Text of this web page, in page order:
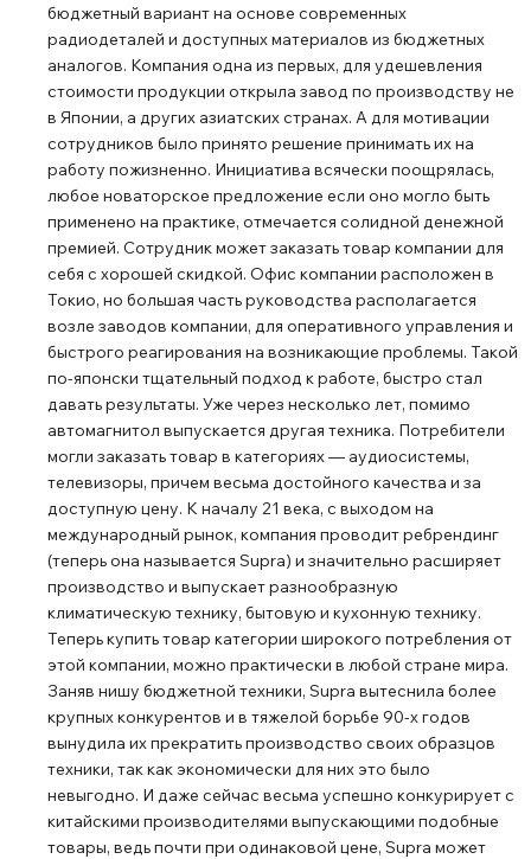
бюджетный вариант на основе современных
радиодеталей и доступных материалов из бюджетных
аналогов. Компания одна из первых, для удешевления
стоимости продукции открыла завод по производству не
в Японии, а других азиатских странах. А для мотивации
сотрудников было принято решение принимать их на
работу пожизненно. Инициатива всячески поощрялась,
любое новаторское предложение если оно могло быть
применено на практике, отмечается солидной денежной
премией. Сотрудник может заказать товар компании для
себя с хорошей скидкой. Офис компании расположен в
Токио, но большая часть руководства располагается
возле заводов компании, для оперативного управления и
быстрого реагирования на возникающие проблемы. Такой
по-японски тщательный подход к работе, быстро стал
давать результаты. Уже через несколько лет, помимо
автомагнитол выпускается другая техника. Потребители
могли заказать товар в категориях — аудиосистемы,
телевизоры, причем весьма достойного качества и за
доступную цену. К началу 21 века, с выходом на
международный рынок, компания проводит ребрендинг
(теперь она называется Supra) и значительно расширяет
производство и выпускает разнообразную
климатическую технику, бытовую и кухонную технику.
Теперь купить товар категории широкого потребления от
этой компании, можно практически в любой стране мира.
Заняв нишу бюджетной техники, Supra вытеснила более
крупных конкурентов и в тяжелой борьбе 90-х годов
вынудила их прекратить производство своих образцов
техники, так как экономически для них это было
невыгодно. И даже сейчас весьма успешно конкурирует с
китайскими производителями выпускающими подобные
товары, ведь почти при одинаковой цене, Supra может